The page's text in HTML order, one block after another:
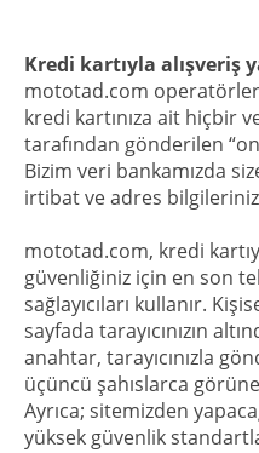
Kredi kartıyla alışveriş
mototad.com
kredi kartınıza ait hiçbir
tarafından gönderilen
Bizim veri bankamızda
irtibat ve adres
mototad.com, kredi
güvenliğiniz için en son
sağlayıcıları kullanır.
sayfada tarayıcınızın
anahtar, tarayıcınızla
üçüncü şahıslarca
Ayrıca; sitemizden
yüksek güvenlik